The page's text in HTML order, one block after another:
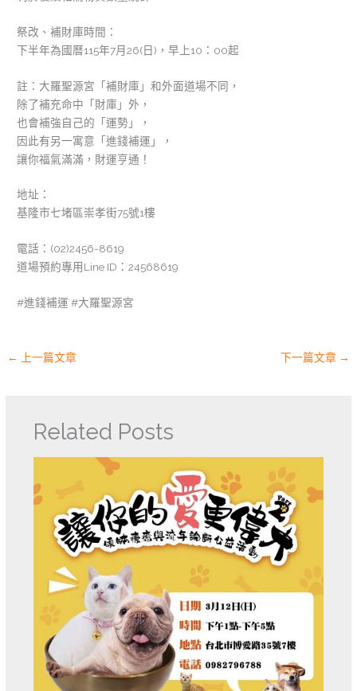
祭改、補財庫時間：
下半年為國曆115年7月26(日)，早上10：00起
註：大羅聖源宮「補財庫」和外面道場不同，
除了補充命中「財庫」外，
也會補強自己的「運勢」，
因此有另一寓意「進錢補運」，
讓你福氣滿滿，財運亨通！
地址：
基隆市七堵區崇孝街75號1樓
電話：(02)2456-8619
道場預約專用Line ID：24568619
#進錢補運 #大羅聖源宮
← 上一篇文章 下一篇文章 →
Related Posts